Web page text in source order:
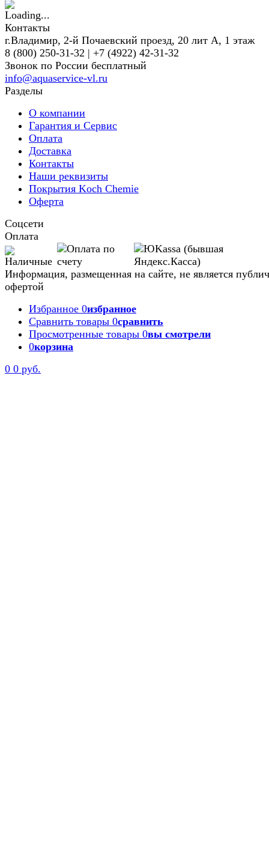
Контакты
г.Владимир, 2-й Почаевский проезд, 20 лит А, 1 этаж
8 (800) 250-31-32 | +7 (4922) 42-31-32
Звонок по России бесплатный
info@aquaservice-vl.ru
Разделы
О компании
Гарантия и Сервис
Оплата
Доставка
Контакты
Наши реквизиты
Покрытия Koch Chemie
Оферта
Соцсети
Оплата
Информация, размещенная на сайте, не является
офертой
Избранное 0избранное
Сравнить товары 0сравнить
Просмотренные товары 0вы смотрели
0корзина
0 0 руб.